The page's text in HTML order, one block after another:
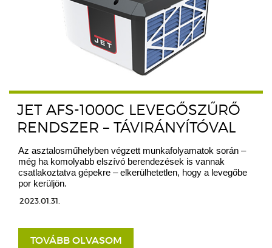
JET AFS-1000C LEVEGŐSZŰRŐ
RENDSZER – TÁVIRÁNYÍTÓVAL
Az asztalosműhelyben végzett munkafolyamatok során –
még ha komolyabb elszívó berendezések is vannak
csatlakoztatva gépekre – elkerülhetetlen, hogy a levegőbe
por kerüljön.
2023.01.31.
TOVÁBB OLVASOM